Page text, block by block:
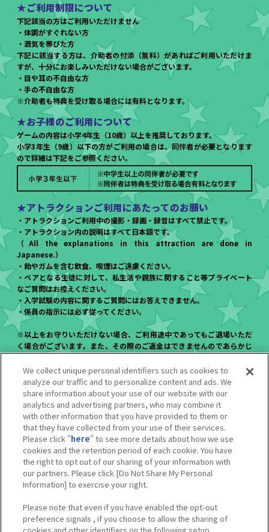
★ご利用制限について
下記該当の方はご利用いただけません
・体調がすぐれない方
・酒気を帯びた方
下記に該当する方は、介助者の付添（無料）があればご利用いただけま
すが、十分にお楽しみいただけない場合がございます。
・目や耳の不自由な方
・手の不自由な方
※介助者も特典を受け取る場合には有料となります。
★お子様のご利用について
ゲームの内容は小学4年生（10歳）以上を推奨しております。
小学3年生（9歳）以下の方がご利用の場合は、同伴者が必要となります
ので詳細は下記をご参照ください。
★アトラクションご利用にあたってのお願い
・アトラクションご利用中の撮影・録画・録音はすべて禁止です。
・アトラクション内の説明はすべて日本語です。
（All the explanations in this attraction are done in
Japanese.）
・飴やガムを含む飲食、喫煙はご遠慮ください。
・ペアとなる生徒に対して、私生活や親族に関すること等プライベート
なご質問はお控えください。
・入学試験の内容に関するご質問にはお答えできません。
・係員の指示には必ず従ってください。
※以上をお守りいただけない場合、ご利用途中であってもご退場いただ
く場合がございます。また、その際のご返金はできませんのであらかじ
めご了承ください。
※掲載しているイメージと実物は異なる場合がござます。
※特典は数量限定のため、品切れする場合がございます。
※実施内容は予告なく変更となる場合がございます。
※価格は全て税込みです。
※混雑状況に応じて別途整理券配付を行う場合がございます。
ご来場時間によっては、営業時間内であっても整理券配付および受付が
終了している場合がございますので、あらかじめご了承ください。
Tweets by heroaca_ev
We collect unique personal identifiers such as cookies to
analyze our traffic and to personalize content and ads. We
share information about your use of our website with our
analytics and advertising partners, who may combine it
with other information that you have provided to them or
that they have collected from your use of their services.
Please click "here" to see more details about how we use
cookies and the retention period of each cookie. You have
the right to opt out of our sharing of your information with
our partners. Please click [Do Not Share My Personal
Information] to exercise your right.
Please note that even if you have enabled the opt-out
preference signals , if you choose to allow the sharing of